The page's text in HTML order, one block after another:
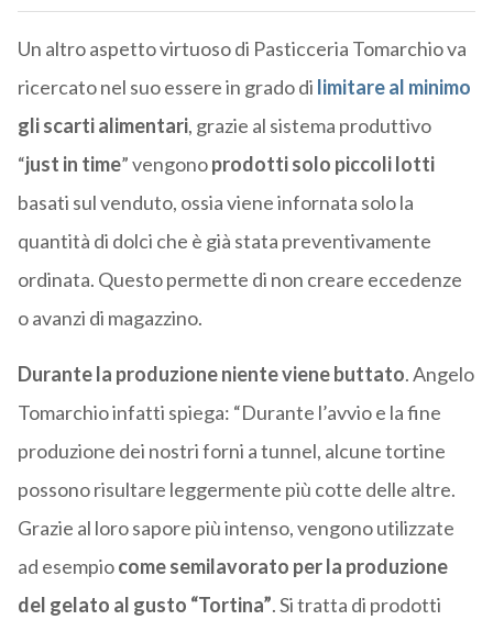
Un altro aspetto virtuoso di Pasticceria Tomarchio va
ricercato nel suo essere in grado di limitare al minimo
gli scarti alimentari, grazie al sistema produttivo
“just in time” vengonoprodotti solo piccoli lotti
basati sul venduto, ossia viene infornata solo la
quantità di dolci che è già stata preventivamente
ordinata. Questo permette di non creare eccedenze
o avanzi di magazzino.
Durante la produzione niente viene buttato. Angelo
Tomarchio infatti spiega: “Durante l’avvio e la fine
produzione dei nostri forni a tunnel, alcune tortine
possono risultare leggermente più cotte delle altre.
Grazie al loro sapore più intenso, vengono utilizzate
ad esempiocome semilavorato per la produzione
del gelato al gusto “Tortina”. Si tratta di prodotti